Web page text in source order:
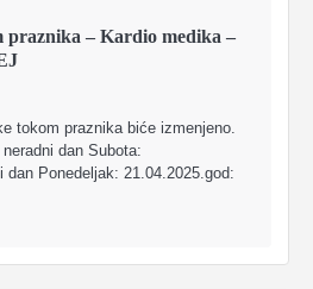
praznika – Kardio medika –
tokom praznika biće izmenjeno.
dan Subota:
dan Ponedeljak: 21.04.2025.god: